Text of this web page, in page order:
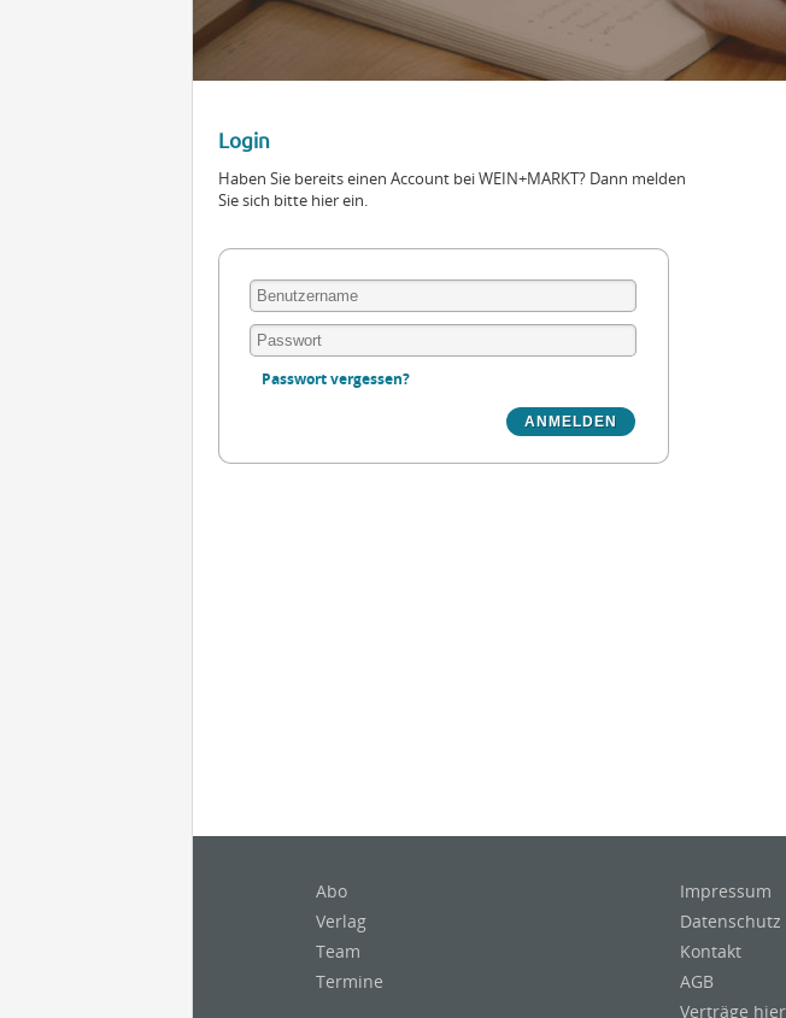
Login
Haben Sie bereits einen Account bei WEIN+MARKT? Dann melden
Sie sich bitte hier ein.
Passwort vergessen?
Abo
Verlag
Team
Termine
Impressum
Datenschutz
Kontakt
AGB
Verträge